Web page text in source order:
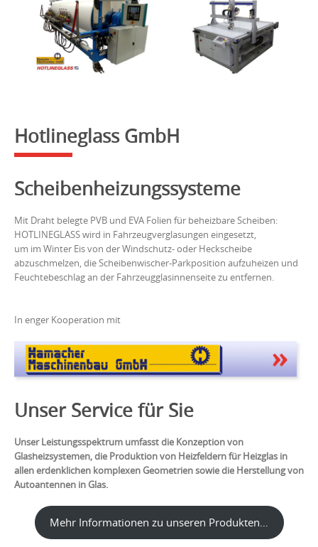
content
Hotlineglass GmbH
Scheibenheizungssysteme
Mit Draht belegte PVB und EVA Folien für beheizbare Scheiben:
HOTLINEGLASS wird in Fahrzeugverglasungen eingesetzt,
um im Winter Eis von der Windschutz- oder Heckscheibe
abzuschmelzen, die Scheibenwischer-Parkposition aufzuheizen und
Feuchtebeschlag an der Fahrzeugglasinnenseite zu entfernen.
In enger Kooperation mit
Unser Service für Sie
Unser Leistungsspektrum umfasst die Konzeption von
Glasheizsystemen, die Produktion von Heizfeldern für Heizglas in
allen erdenklichen komplexen Geometrien sowie die Herstellung von
Autoantennen in Glas.
Mehr Informationen zu unseren Produkten…